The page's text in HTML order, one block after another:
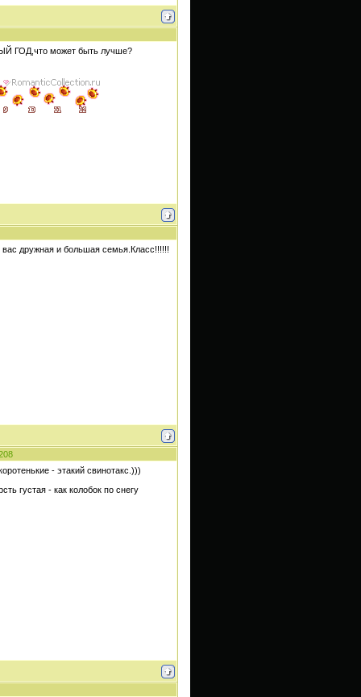
ГОД,что может быть лучше?
дружная и большая семья.Класс!!!!!!
- этакий свинотакс.)))
густая - как колобок по снегу